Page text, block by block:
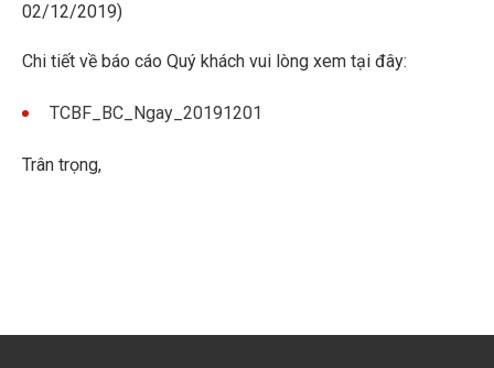
02/12/2019)
Chi tiết về báo cáo Quý khách vui lòng xem tại đây:
TCBF_BC_Ngay_20191201
Trân trọng,